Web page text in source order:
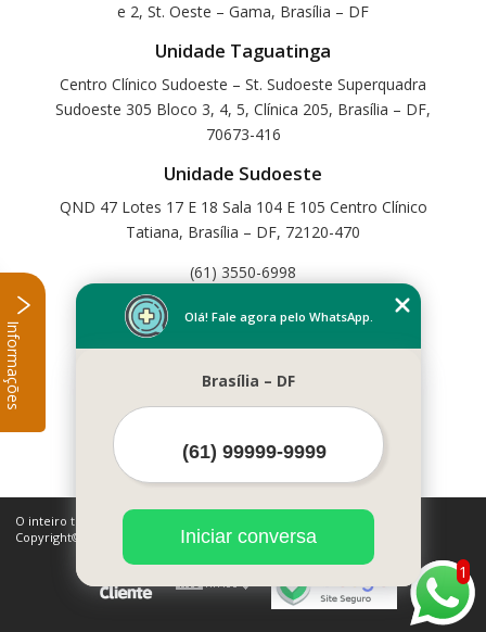
e 2, St. Oeste – Gama, Brasília – DF
Unidade Taguatinga
Centro Clínico Sudoeste – St. Sudoeste Superquadra
Sudoeste 305 Bloco 3, 4, 5, Clínica 205, Brasília – DF,
70673-416
Unidade Sudoeste
QND 47 Lotes 17 E 18 Sala 104 E 105 Centro Clínico
Tatiana, Brasília – DF, 72120-470
(61) 3550-6998
Home
Serviços
Contato
Mais Serviços
O inteiro teor deste site está sujeito à proteção de direitos autorais.
Copyright© Cetfisio (Lei 9610 de 19/02/1998)
1
Olá! Fale agora pelo WhatsApp.
Brasília – DF
Iniciar conversa
Informações